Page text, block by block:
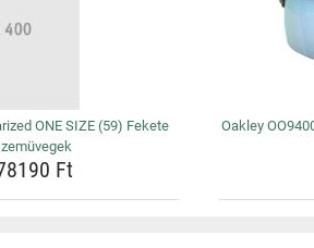
ONE SIZE (59) Fekete
Ft
Oakley